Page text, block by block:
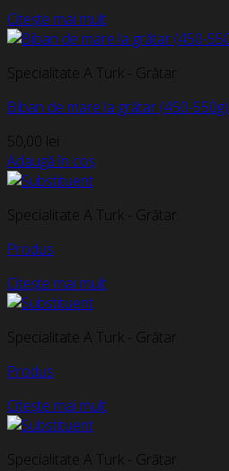
Citește mai mult
Specialitate A Turk - Grătar
Biban de mare la grătar (450-550g)
50,00 lei
Adaugă în coș
Specialitate A Turk - Grătar
Produs
Citește mai mult
Specialitate A Turk - Grătar
Produs
Citește mai mult
Specialitate A Turk - Grătar